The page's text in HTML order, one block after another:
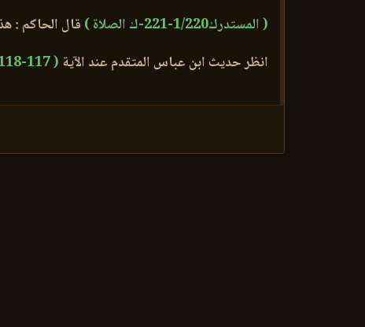
( المستدرك1/220-221-ك الصلاة )
قال الحاكم :
انظر حديث ابن عباس المتقدم عند الآية ( 117-118 )